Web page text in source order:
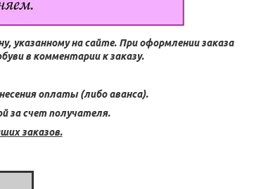
указанному на сайте. При оформлении заказа
в комментарии к заказу.
оплаты (либо аванса).
за счет получателя.
заказов.